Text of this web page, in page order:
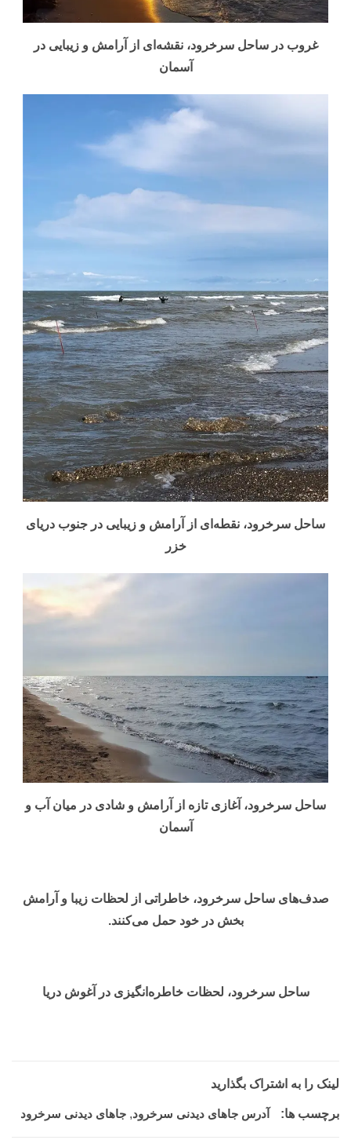
غروب در ساحل سرخرود، نقشه‌ای از آرامش و زیبایی در
آسمان
ساحل سرخرود، نقطه‌ای از آرامش و زیبایی در جنوب دریای
خزر
ساحل سرخرود، آغازی تازه از آرامش و شادی در میان آب و
آسمان
صدف‌های ساحل سرخرود، خاطراتی از لحظات زیبا و آرامش
بخش در خود حمل می‌کنند.
ساحل سرخرود، لحظات خاطره‌انگیزی در آغوش دریا
لینک را به اشتراک بگذارید
برچسب ها: آدرس جاهای دیدنی سرخرود, جاهای دیدنی سرخرود